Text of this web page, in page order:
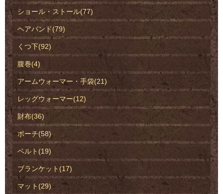
ショール・ストール(77)
ヘアバンド(79)
くつ下(92)
腹巻(4)
アームウォーマー・手袋(21)
レッグウォーマー(12)
財布(36)
ポーチ(58)
ベルト(19)
ブランケット(17)
マット(29)